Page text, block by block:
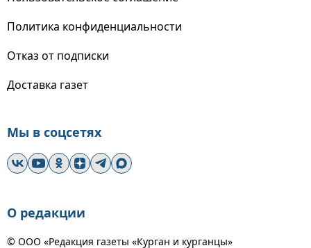
Политика конфиденциальности
Отказ от подписки
Доставка газет
Мы в соцсетях
О редакции
© ООО «Редакция газеты «Курган и курганцы»